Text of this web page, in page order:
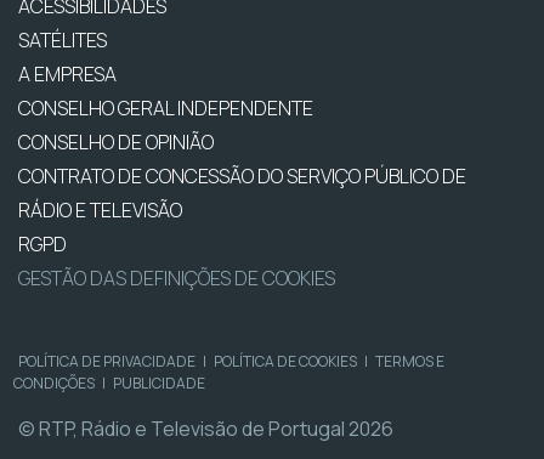
ACESSIBILIDADES
SATÉLITES
A EMPRESA
CONSELHO GERAL INDEPENDENTE
CONSELHO DE OPINIÃO
CONTRATO DE CONCESSÃO DO SERVIÇO PÚBLICO DE
RÁDIO E TELEVISÃO
RGPD
GESTÃO DAS DEFINIÇÕES DE COOKIES
POLÍTICA DE PRIVACIDADE | POLÍTICA DE COOKIES | TERMOS E
CONDIÇÕES | PUBLICIDADE
© RTP, Rádio e Televisão de Portugal 2026